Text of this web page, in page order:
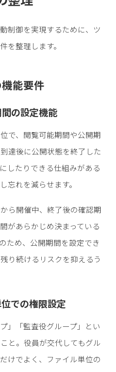
制御を実現するために、ツ
を整理します。
能要件
の設定機能
で、閲覧可能期間や公開期
達後に公開状態を終了した
したりできる仕組みがある
忘れを減らせます。
ら開催中、終了後の確認期
があらかじめ決まっている
ため、公開期間を設定でき
り続けるリスクを抑えるう
での権限設定
」「監査役グループ」とい
と。役員が交代してもグル
けでよく、ファイル単位の